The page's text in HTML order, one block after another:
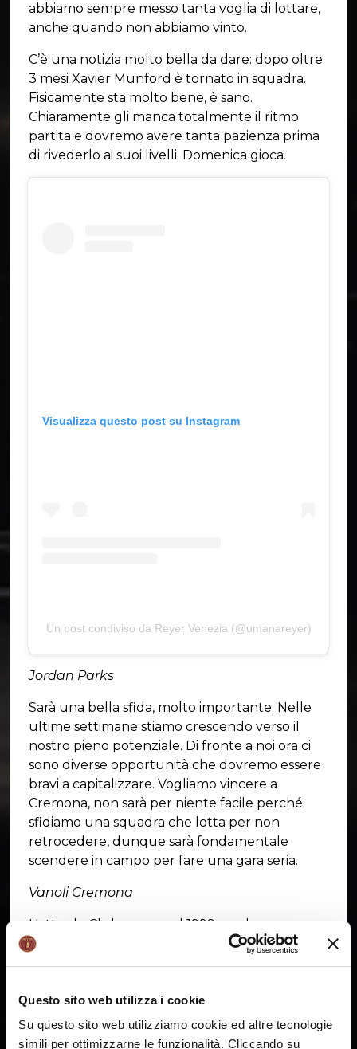
Questo sito web utilizza i cookie
Su questo sito web utilizziamo cookie ed altre tecnologie
simili per ottimizzarne le funzionalità. Cliccando su
abbiamo sempre messo tanta voglia di lottare,
anche quando non abbiamo vinto.
C’è una notizia molto bella da dare: dopo oltre
3 mesi Xavier Munford è tornato in squadra.
Fisicamente sta molto bene, è sano.
Chiaramente gli manca totalmente il ritmo
partita e dovremo avere tanta pazienza prima
di rivederlo ai suoi livelli. Domenica gioca.
Visualizza questo post su Instagram
Un post condiviso da Reyer Venezia (@umanareyer)
Jordan Parks
Sarà una bella sfida, molto importante. Nelle
ultime settimane stiamo crescendo verso il
nostro pieno potenziale. Di fronte a noi ora ci
sono diverse opportunità che dovremo essere
bravi a capitalizzare. Vogliamo vincere a
Cremona, non sarà per niente facile perché
sfidiamo una squadra che lotta per non
retrocedere, dunque sarà fondamentale
scendere in campo per fare una gara seria.
Vanoli Cremona
L'attuale Club nasce nel 1999 con la
denominazione Gruppo Triboldi Basket e sede
a Soresina. Nel 2011 Aldo Vanoli diventa
Guerino Vanoli Basket) che sarà poi
protagonista stabile del massimo campionato
italiano.